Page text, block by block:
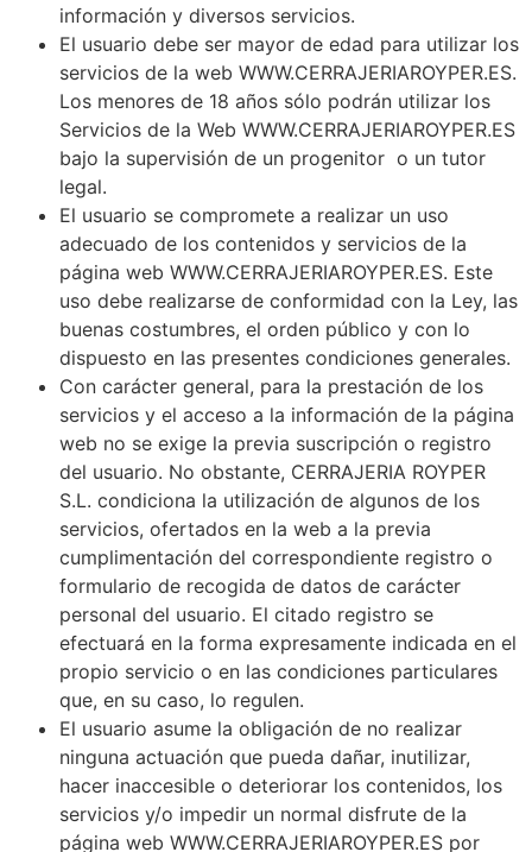
información y diversos servicios.
El usuario debe ser mayor de edad para utilizar los
servicios de la web WWW.CERRAJERIAROYPER.ES.
Los menores de 18 años sólo podrán utilizar los
Servicios de la Web WWW.CERRAJERIAROYPER.ES
bajo la supervisión de un progenitor o un tutor
legal.
El usuario se compromete a realizar un uso
adecuado de los contenidos y servicios de la
página web WWW.CERRAJERIAROYPER.ES. Este
uso debe realizarse de conformidad con la Ley, las
buenas costumbres, el orden público y con lo
dispuesto en las presentes condiciones generales.
Con carácter general, para la prestación de los
servicios y el acceso a la información de la página
web no se exige la previa suscripción o registro
del usuario. No obstante, CERRAJERIA ROYPER
S.L. condiciona la utilización de algunos de los
servicios, ofertados en la web a la previa
cumplimentación del correspondiente registro o
formulario de recogida de datos de carácter
personal del usuario. El citado registro se
efectuará en la forma expresamente indicada en el
propio servicio o en las condiciones particulares
que, en su caso, lo regulen.
El usuario asume la obligación de no realizar
ninguna actuación que pueda dañar, inutilizar,
hacer inaccesible o deteriorar los contenidos, los
servicios y/o impedir un normal disfrute de la
página web WWW.CERRAJERIAROYPER.ES por